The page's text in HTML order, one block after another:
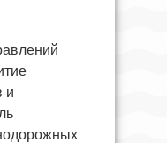
и